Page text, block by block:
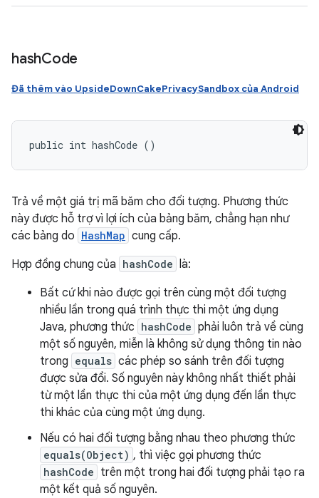
hashCode
Đã thêm vào UpsideDownCakePrivacySandbox của Android
public int hashCode ()
Trả về một giá trị mã băm cho đối tượng. Phương thức
này được hỗ trợ vì lợi ích của bảng băm, chẳng hạn như
các bảng do HashMap cung cấp.
Hợp đồng chung của hashCode là:
Bất cứ khi nào được gọi trên cùng một đối tượng
nhiều lần trong quá trình thực thi một ứng dụng
Java, phương thức hashCode phải luôn trả về cùng
một số nguyên, miễn là không sử dụng thông tin nào
trong equals các phép so sánh trên đối tượng
được sửa đổi. Số nguyên này không nhất thiết phải
từ một lần thực thi của một ứng dụng đến lần thực
thi khác của cùng một ứng dụng.
Nếu có hai đối tượng bằng nhau theo phương thức
equals(Object) , thì việc gọi phương thức
hashCode trên một trong hai đối tượng phải tạo ra
một kết quả số nguyên.